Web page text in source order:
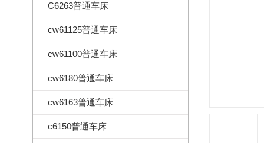
C6263普通车床
cw61125普通车床
cw61100普通车床
cw6180普通车床
cw6163普通车床
c6150普通车床